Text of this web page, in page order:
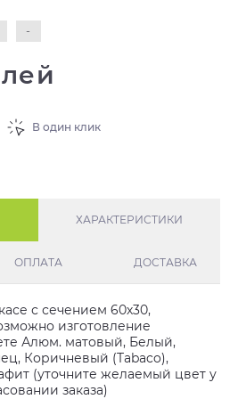
-
В один клик
ХАРАКТЕРИСТИКИ
ОПЛАТА ДОСТАВКА
с сечением 60х30,
изготовление
Алюм. матовый, Белый,
Коричневый (Tabaco),
(уточните желаемый цвет у
заказа)